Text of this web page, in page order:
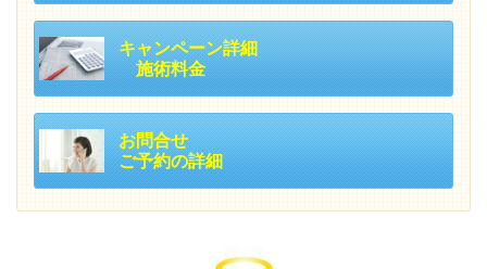
キャンペーン詳細
施術料金
お問合せ
ご予約の詳細